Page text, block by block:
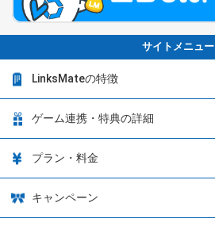
サイトメニュー
LinksMateの特徴
LinksMateの特徴
音声通話料金がもっとオトクに
ゲーム連携・特典の詳細
ゲーム連携・特典の詳細
ブレイブソード×ブレイズソウル
プラン・料金
プラン・料金
キャンペーン